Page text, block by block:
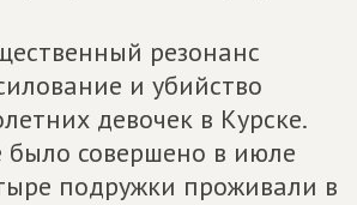
резонанс
и убийство
девочек в Курске.
было совершено в июле
подружки проживали в